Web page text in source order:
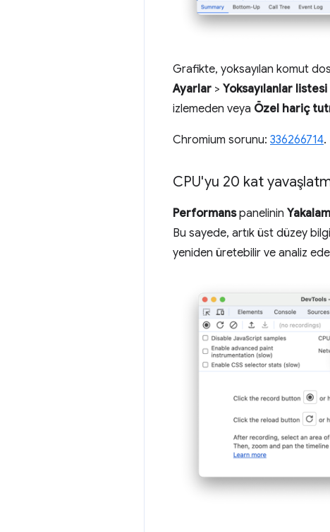
Grafikte, yoksayılan komut
Ayarlar > Yoksayılanlar listesi
izlemeden veya Özel hariç
Chromium sorunu: 336266714.
CPU'yu 20 kat
Performanspanelinin
Bu sayede, artık üst düzey
yeniden üretebilir ve analiz